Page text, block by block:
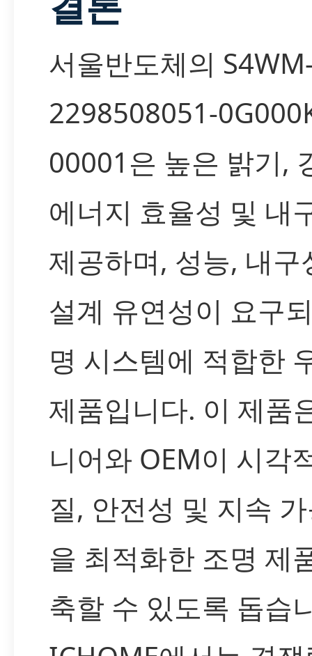
서울반도체의
2298508051-
00001은 높은 밝기,
에너지 효율성 및 내
제공하며, 성능, 내구
설계 유연성이 요구
명 시스템에 적합한
제품입니다. 이 제품
니어와 OEM이 시각
질, 안전성 및 지속
을 최적화한 조명 제
축할 수 있도록 돕습